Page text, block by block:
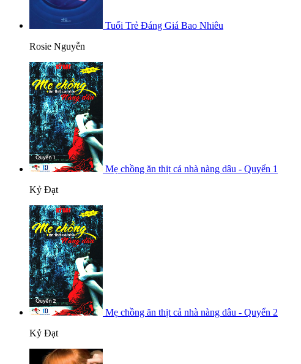
Tuổi Trẻ Đáng Giá Bao Nhiêu
Rosie Nguyễn
Mẹ chồng ăn thịt cả nhà nàng dâu - Quyển 1
Kỷ Đạt
Mẹ chồng ăn thịt cả nhà nàng dâu - Quyển 2
Kỷ Đạt